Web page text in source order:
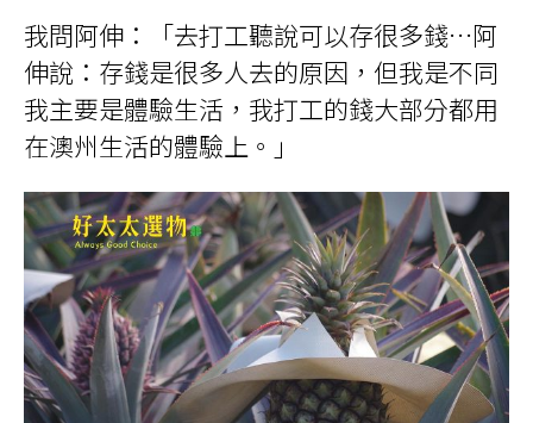
我問阿伸：「去打工聽說可以存很多錢…阿
伸說：存錢是很多人去的原因，但我是不同
我主要是體驗生活，我打工的錢大部分都用
在澳州生活的體驗上。」